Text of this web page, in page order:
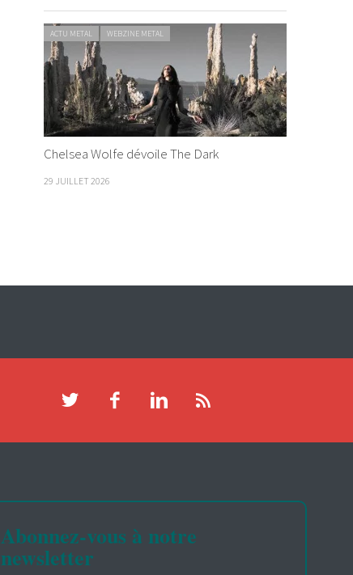
ACTU METAL WEBZINE METAL
Chelsea Wolfe dévoile The Dark
29 JUILLET 2026
Abonnez-vous à notre
newsletter